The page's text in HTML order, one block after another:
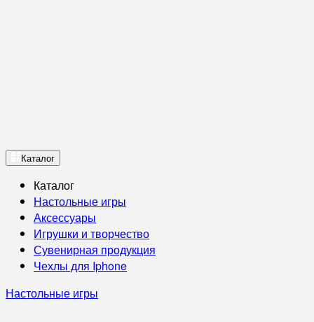
Каталог
Каталог
Настольные игры
Аксессуары
Игрушки и творчество
Сувенирная продукция
Чехлы для Iphone
Настольные игры